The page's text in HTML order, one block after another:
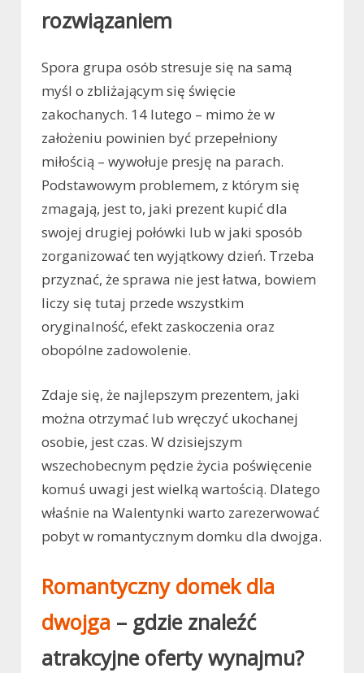
rozwiązaniem
Spora grupa osób stresuje się na samą
myśl o zbliżającym się święcie
zakochanych. 14 lutego – mimo że w
założeniu powinien być przepełniony
miłością – wywołuje presję na parach.
Podstawowym problemem, z którym się
zmagają, jest to, jaki prezent kupić dla
swojej drugiej połówki lub w jaki sposób
zorganizować ten wyjątkowy dzień. Trzeba
przyznać, że sprawa nie jest łatwa, bowiem
liczy się tutaj przede wszystkim
oryginalność, efekt zaskoczenia oraz
obopólne zadowolenie.
Zdaje się, że najlepszym prezentem, jaki
można otrzymać lub wręczyć ukochanej
osobie, jest czas. W dzisiejszym
wszechobecnym pędzie życia poświęcenie
komuś uwagi jest wielką wartością. Dlatego
właśnie na Walentynki warto zarezerwować
pobyt w romantycznym domku dla dwojga.
Romantyczny domek dla
dwojga – gdzie znaleźć
atrakcyjne oferty wynajmu?